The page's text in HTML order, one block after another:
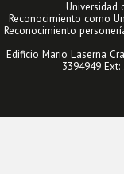
Universidad
Reconocimiento como
Reconocimiento
Edificio Mario Laserna
3394949